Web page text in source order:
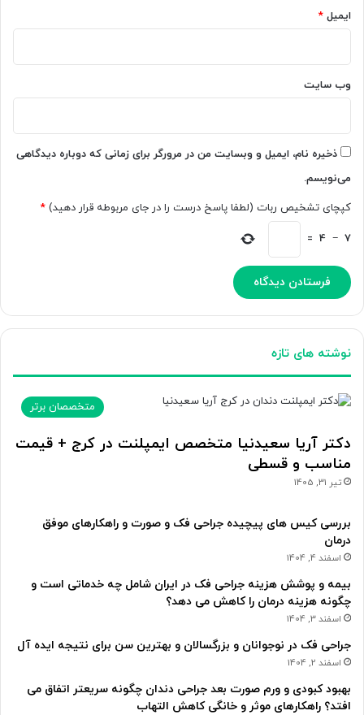
ایمیل *
وب‌ سایت
ذخیره نام، ایمیل و وبسایت من در مرورگر برای زمانی که دوباره دیدگاهی
می‌نویسم.
کپچای تشخیص ربات (لطفا پاسخ درست را در جای مربوطه قرار دهید) *
7
−
4
=
نوشته های تازه
متخصصان برتر
دکتر آریا سعیدنیا متخصص ایمپلنت در کرج + قیمت
مناسب و قسطی
تیر 31, 1405
بررسی کیس های پیچیده جراحی فک و صورت و راهکارهای موفق
درمان
اسفند 4, 1404
بیمه و پوشش هزینه جراحی فک در ایران شامل چه خدماتی است و
چگونه هزینه درمان را کاهش می دهد؟
اسفند 3, 1404
جراحی فک در نوجوانان و بزرگسالان و بهترین سن برای نتیجه ایده آل
اسفند 2, 1404
بهبود کبودی و ورم صورت بعد جراحی دندان چگونه سریعتر اتفاق می
افتد؟ راهکارهای موثر و خانگی کاهش التهاب